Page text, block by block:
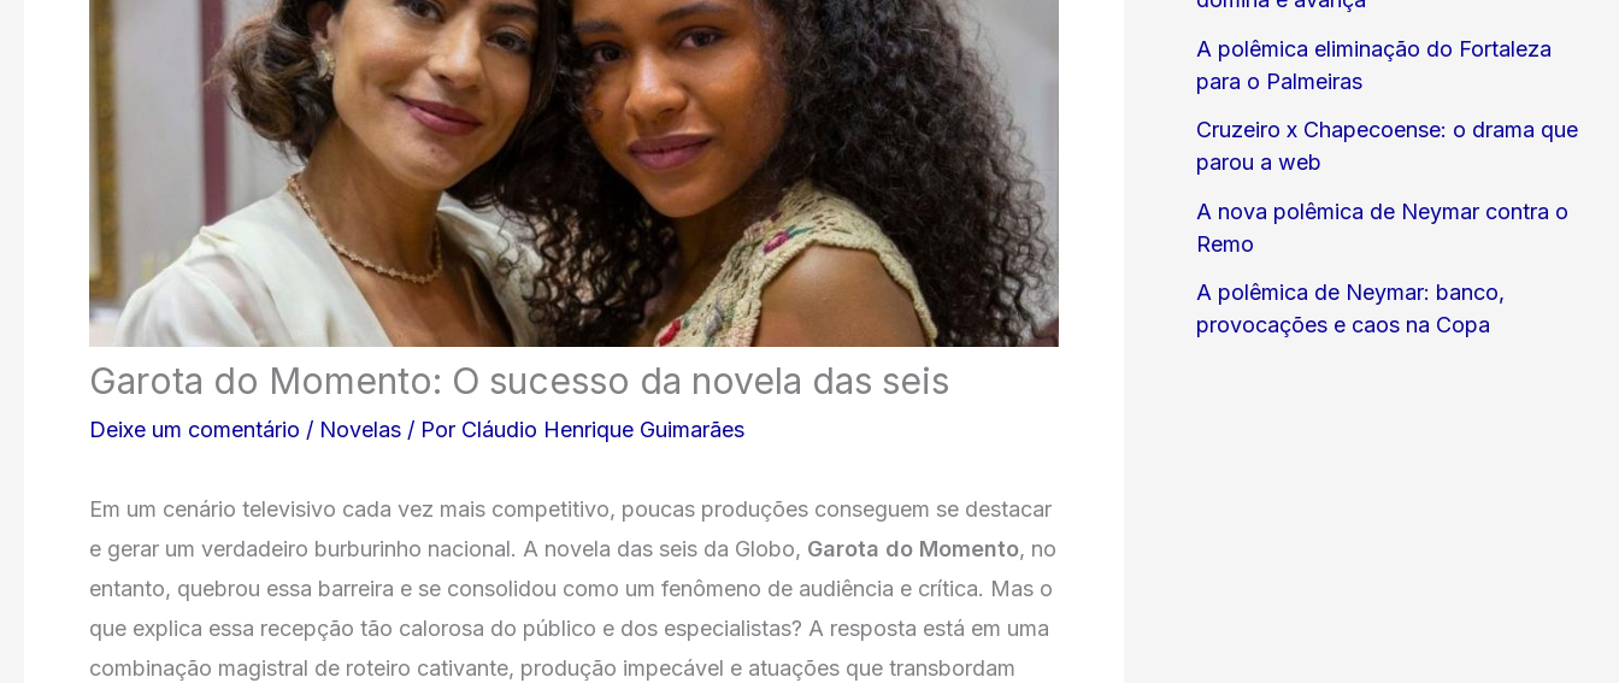
Garota do Momento: O sucesso da novela das seis
Deixe um comentário / Novelas / Por Cláudio Henrique Guimarães
Em um cenário televisivo cada vez mais competitivo, poucas produções conseguem se destacar
e gerar um verdadeiro burburinho nacional. A novela das seis da Globo, Garota do Momento, no
entanto, quebrou essa barreira e se consolidou como um fenômeno de audiência e crítica. Mas o
que explica essa recepção tão calorosa do público e dos especialistas? A resposta está em uma
combinação magistral de roteiro cativante, produção impecável e atuações que transbordam
A polêmica eliminação do Fortaleza
para o Palmeiras
Cruzeiro x Chapecoense: o drama que
parou a web
A nova polêmica de Neymar contra o
Remo
A polêmica de Neymar: banco,
provocações e caos na Copa